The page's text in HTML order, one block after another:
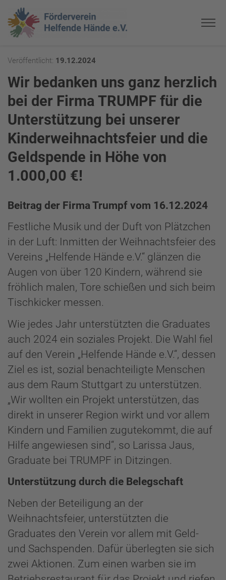
Veröffentlicht: 19.12.2024
Wir bedanken uns ganz herzlich
bei der Firma TRUMPF für die
Unterstützung bei unserer
Kinderweihnachtsfeier und die
Geldspende in Höhe von
1.000,00 €!
Beitrag der Firma Trumpf vom 16.12.2024
Festliche Musik und der Duft von Plätzchen
in der Luft: Inmitten der Weihnachtsfeier des
Vereins „Helfende Hände e.V.“ glänzen die
Augen von über 120 Kindern, während sie
fröhlich malen, Tore schießen und sich beim
Tischkicker messen.
Wie jedes Jahr unterstützten die Graduates
auch 2024 ein soziales Projekt. Die Wahl fiel
auf den Verein „Helfende Hände e.V.“, dessen
Ziel es ist, sozial benachteiligte Menschen
aus dem Raum Stuttgart zu unterstützen.
„Wir wollten ein Projekt unterstützen, das
direkt in unserer Region wirkt und vor allem
Kindern und Familien zugutekommt, die auf
Hilfe angewiesen sind“, so Larissa Jaus,
Graduate bei TRUMPF in Ditzingen.
Unterstützung durch die Belegschaft
Neben der Beteiligung an der
Weihnachtsfeier, unterstützten die
Graduates den Verein vor allem mit Geld-
und Sachspenden. Dafür überlegten sie sich
zwei Aktionen. Zum einen warben sie im